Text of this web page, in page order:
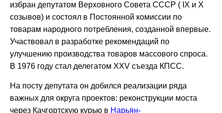
избран депутатом Верховного Совета СССР ( IX и X
созывов) и состоял в Постоянной комиссии по
товарам народного потребления, созданной впервые.
Участвовал в разработке рекомендаций по
улучшению производства товаров массового спроса.
В 1976 году стал делегатом XXV съезда КПСС.
На посту депутата он добился реализации ряда
важных для округа проектов: реконструкции моста
через Качгортскую курью в Нарьян-